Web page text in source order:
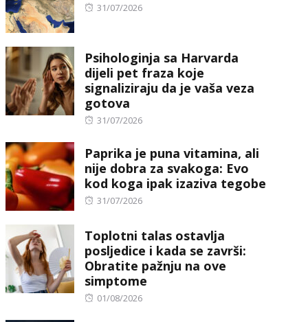
Posted
31/07/2026
Psihologinja sa Harvarda
dijeli pet fraza koje
signaliziraju da je vaša veza
gotova
Posted
31/07/2026
Paprika je puna vitamina, ali
nije dobra za svakoga: Evo
kod koga ipak izaziva tegobe
Posted
31/07/2026
Toplotni talas ostavlja
posljedice i kada se završi:
Obratite pažnju na ove
simptome
Posted
01/08/2026